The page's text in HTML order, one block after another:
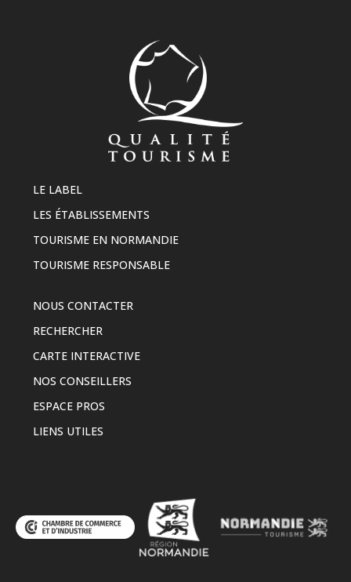
LE LABEL
LES ÉTABLISSEMENTS
TOURISME EN NORMANDIE
TOURISME RESPONSABLE
NOUS CONTACTER
RECHERCHER
CARTE INTERACTIVE
NOS CONSEILLERS
ESPACE PROS
LIENS UTILES